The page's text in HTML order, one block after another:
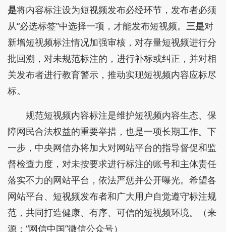
是将内容标注设为短视频发布必经环节，发布者必须
从“必选标签”中选择一项，才能发布短视频。 三是对
新增短视频标注情况加强审核，对存量短视频进行分
批回溯，对未规范标注的，进行补标或纠正，并对相
关发布者进行教育警示，推动实现短视频内容应标尽
标。
规范短视频内容标注是维护短视频内容生态、保
障网民合法权益的重要举措，也是一项长期工作。下
一步，中央网信办将加大对网站平台的指导督促和监
督检查力度，对未按要求进行标注的账号和主体责任
落实不力的网站平台，依法严惩并公开曝光。希望各
网站平台、短视频发布者和广大用户自觉遵守标注规
范，共同打造健康、有序、可信的短视频环境。（来
源：“网信中国”微信公众号）